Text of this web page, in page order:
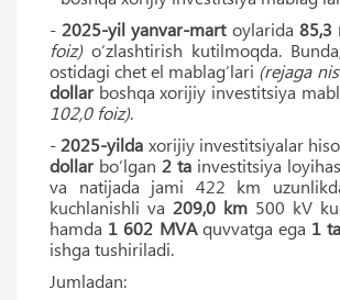
-2025-yil yanvar-martoylarida 85,3
foiz)o‘zlashtirish kutilmoqda.
ostidagi chet el mablag‘lari (rejaga
dollar boshqa xorijiy investitsiya
102,0 foiz).
-2025-yilda xorijiy investitsiyalar
dollarbo‘lgan 2 ta investitsiya
va natijada jami 422 km
kuchlanishli va 209,0 km 500 kV
hamda 1 602 MVAquvvatga ega 1 ta
ishga tushiriladi.
Jumladan: